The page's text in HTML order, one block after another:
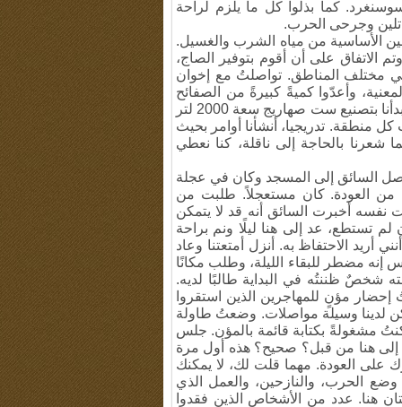
كما بذلوا كل ما يلزم لراحة
وجرحى الحرب.
الأساسية من مياه الشرب والغسيل.
الاتفاق على أن أقوم بتوفير الصاج،
في مختلف المناطق. تواصلتُ مع إخوان
وأعدّوا كميةً كبيرةً من الصفائح
وأرسلوها إلينا. بعد وصول الصفائح ومعدات بناء الصهاريج، بدأنا بتصنيع ست صهاريج سعة 2000 لتر
منطقة. تدريجيا، أنشأنا أوامر بحيث
شعرنا بالحاجة إلى ناقلة، كنا نعطي
السائق إلى المسجد وكان في عجلة
العودة. كان مستعجلاً. طلبت من
أخبرت السائق أنه قد لا يتمكن
لم تستطع، عد إلى هنا ليلًا ونم براحة
أريد الاحتفاظ به. أنزل أمتعتنا وعاد
مضطر للبقاء الليلة، وطلب مكانًا
شخصٌ ظننتُه في البداية طالبًا لديه.
مؤنٍ للمهاجرين الذين استقروا
لدينا وسيلة مواصلات. وضعتُ طاولة
مشغولةً بكتابة قائمة بالمؤن. جلس
إلى هنا من قبل؟ صحيح؟ هذه أول مرة
على العودة. مهما قلت لك، لا يمكنك
الحرب، والنازحين، والعمل الذي
هنا. عدد من الأشخاص الذين فقدوا